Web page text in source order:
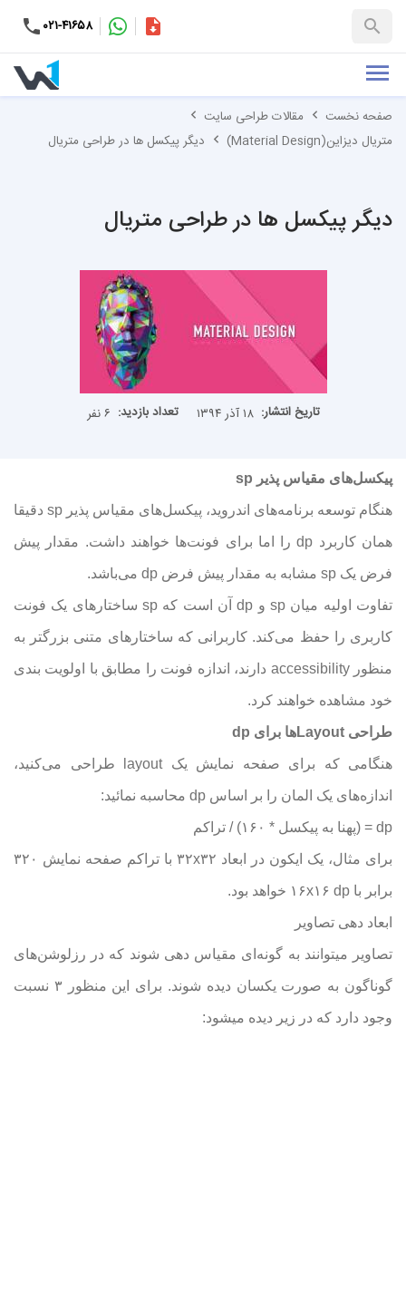
۰۲۱-۴۱۶۵۸
+۹۸-کاتالوگ
صفحه نخست
مقالات طراحی سایت
متریال دیزاین(Material Design)
دیگر پیکسل‌ ها در طراحی متریال
دیگر پیکسل‌ ها در طراحی متریال
تاریخ انتشار: ۱۸ آذر ۱۳۹۴ تعداد بازدید: ۶ نفر
پیکسل‌های مقیاس پذیر sp
هنگام توسعه برنامه‌های اندروید، پیکسل‌های مقیاس پذیر sp دقیقا
همان کاربرد dp را اما برای فونت‌ها خواهند داشت. مقدار پیش
فرض یک sp مشابه به مقدار پیش فرض dp می‌باشد.
تفاوت اولیه میان sp و dp آن است که sp ساختار‌های یک فونت
کاربری را حفظ می‌کند. کاربرانی که ساختار‌های متنی بزرگتر به
منظور accessibility دارند، اندازه فونت را مطابق با اولویت بندی
خود مشاهده خواهند کرد.
طراحی‌ Layoutها برای dp
هنگامی که برای صفحه نمایش یک layout طراحی‌ می‌کنید،
اندازه‌های یک المان را بر اساس dp محاسبه نمائید:
dp = (پهنا به پیکسل * ۱۶۰) / تراکم
برای مثال، یک ایکون در ابعاد ۳۲x۳۲ با تراکم صفحه نمایش ۳۲۰
برابر با ۱۶x۱۶ dp خواهد بود.
ابعاد دهی‌ تصاویر
تصاویر میتوانند به گونه‌ای مقیاس دهی‌ شوند که در رزلوشن‌های
گوناگون به صورت یکسان دیده شوند. برای این منظور ۳ نسبت
وجود دارد که در زیر دیده میشود: